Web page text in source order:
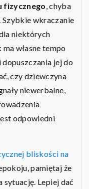
fizycznego , chyba
Szybkie wkraczanie
niektórych
własne tempo
jej do
czy dziewczyna
niewerbalne,
odpowiedni
bliskości na
pamiętaj że
Lepiej dać